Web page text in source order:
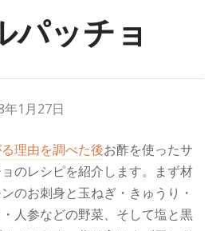
パッチョ
年1月27日
理由を調べた後お酢を使ったサ
のレシピを紹介します。まず材
のお刺身と玉ねぎ・きゅうり・
人参などの野菜、そして塩と黒